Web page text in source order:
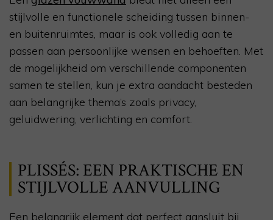
stijlvolle en functionele scheiding tussen binnen-
en buitenruimtes, maar is ook volledig aan te
passen aan persoonlijke wensen en behoeften. Met
de mogelijkheid om verschillende componenten
samen te stellen, kun je extra aandacht besteden
aan belangrijke thema’s zoals privacy,
geluidwering, verlichting en comfort.
PLISSÉS: EEN PRAKTISCHE EN
STIJLVOLLE AANVULLING
Een belangrijk element dat perfect aansluit bij